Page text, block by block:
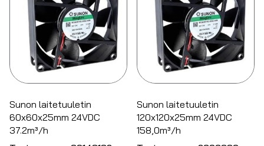
Sunon laitetuuletin
60x60x25mm 24VDC
37.2m³/h
Sunon laitetuuletin
120x120x25mm 24VDC
158,0m³/h